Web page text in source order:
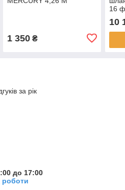
1 350₴
16
10
за рік
до 17:00
роботи